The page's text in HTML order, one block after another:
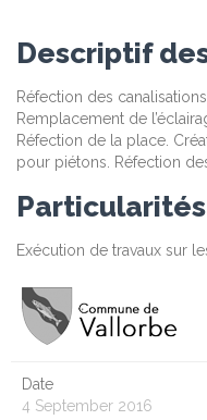
Descriptif
Réfection des
Remplacement de
Réfection de la place.
pour piétons. Réfection
Particularités
Exécution de travaux sur
Date
4 September 2016